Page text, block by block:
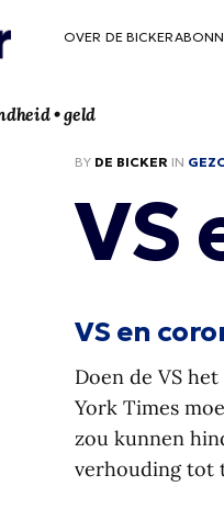
OVER DE BICKER
• geld
BY DE BICKER IN
VS
VS en
Doen de VS
York Times
zou kunnen
verhouding tot